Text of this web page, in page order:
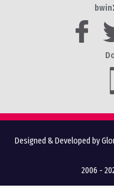
Designed & Developed by
2006 -